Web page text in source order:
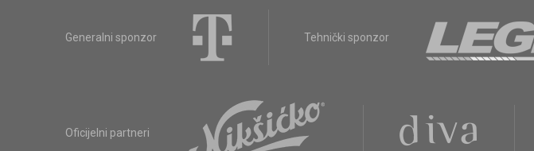
Generalni sponzor Tehnički sponzor
Oficijelni partneri